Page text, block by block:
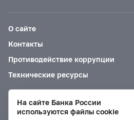
О сайте
Контакты
Противодействие коррупции
Технические ресурсы
Версия для слабовидящих
На сайте Банка России
используются файлы cookie